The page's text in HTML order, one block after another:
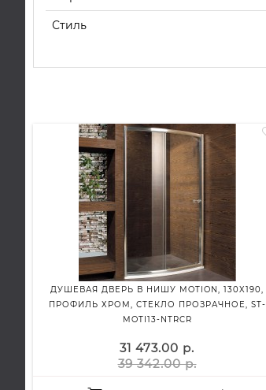
Стиль
ДУШЕВАЯ ДВЕРЬ В НИШУ MOTION, 130X190,
ПРОФИЛЬ ХРОМ, СТЕКЛО ПРОЗРАЧНОЕ, ST-
MOTI13-NTRCR
31 473.00 р.
39 342.00 р.